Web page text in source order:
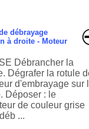
débrayage
à droite - Moteur
Débrancher la
Dégrafer la rotule
d'embrayage sur
Déposer : le
de couleur grise
...